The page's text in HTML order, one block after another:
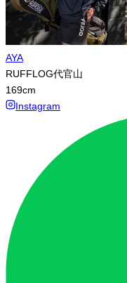
AYA
RUFFLOG代官山
169cm
Instagram